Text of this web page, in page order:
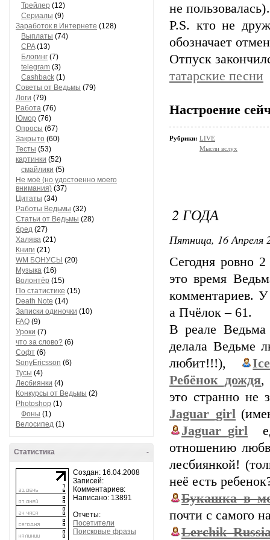
Трейлер (12)
Сериалы (9)
Заработок в Интернете (128)
Выплаты (74)
CPA(13)
Блогинг (7)
telegram (3)
Cashback (1)
Советы от Ведьмы (79)
Логи (79)
Работа (76)
Юмор (76)
Опросы (67)
Закрыто (60)
Тесты (53)
картинки (52)
смайлики (5)
Не моё (но удостоенно моего
внимания) (37)
Цитаты (34)
Работы Ведьмы (32)
Статьи от Ведьмы (28)
бред (27)
Халява (21)
Книги (21)
WM БОНУСЫ (20)
Музыка (16)
Волонтёр (15)
По статистике (15)
Death Note (14)
Записки одиночки (10)
FAQ (9)
Уроки (7)
что за слово? (6)
Софт (6)
SonyEricsson (6)
Тусы (4)
Лесбиянки (4)
Конкурсы от Ведьмы (2)
Photoshop (1)
Фоны (1)
Велосипед (1)
-
Статистика
Создан: 16.04.2008
Записей:
Комментариев:
Написано: 13891
Отчеты:
Посетители
Поисковые фразы
не
P.S. кто не
обозначает
Отпуск
татарские песни
Настроение
Рубрики: LIVE
Мысли вслух
2 ГОДА
Пятница, 16 Апреля
Сегодня ровно
это время
комментариев.
а Пчёлок – 61.
В реале
делала Ведьме
любит!!!),
Ребёнок_дождя
это странно не
Jaguar_girl
Jaguar_girl
отношению
лесбиянкой!
неё есть
почти с самого